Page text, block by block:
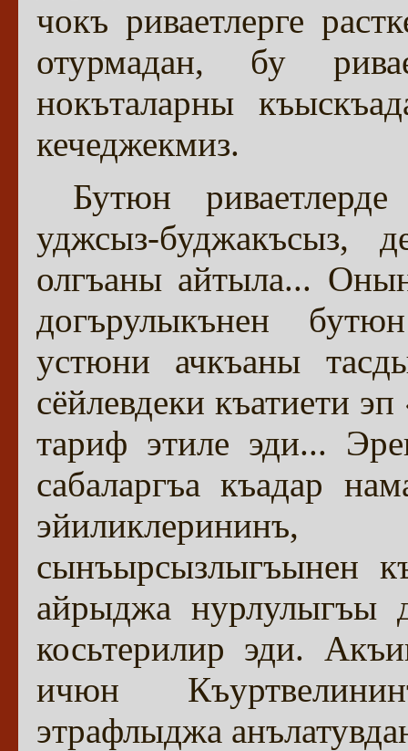
чокъ риваетлерге
отурмадан, бу
нокъталарны
кечеджекмиз.
Бутюн
уджсыз-буджакъсыз,
олгъаны айтыла...
догърулыкънен
устюни ачкъаны
сёйлевдеки къатиети
тариф этиле эди...
сабаларгъа къадар
сынъырсызлыгъынен
айрыджа нурлулыгъы
косьтерилир эди.
ичюн
этрафлыджа